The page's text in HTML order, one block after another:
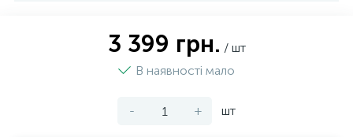
3 399 грн. / шт
В наявності мало
- + шт